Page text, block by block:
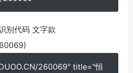
别代码 文字款
260069" title="恒